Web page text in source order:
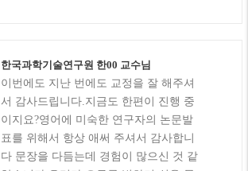
한국과학기술연구원 한00 교수님
이번에도 지난 번에도 교정을 잘 해주셔
서 감사드립니다.지금도 한편이 진행 중
이지요?영어에 미숙한 연구자의 논문발
표를 위해서 항상 애써 주셔서 감사합니
다 문장을 다듬는데 경험이 많으신 것 같